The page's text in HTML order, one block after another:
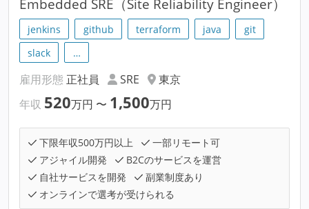
Embedded SRE（Site Reliability Engineer）
jenkins github terraform java
git
slack
…
雇用形態 正社員 SRE
東京
年収 520万円 〜 1,500万円
下限年収500万円以上
一部リモート可
アジャイル開発
B2Cのサービスを運営
自社サービスを開発
副業制度あり
オンラインで選考が受けられる